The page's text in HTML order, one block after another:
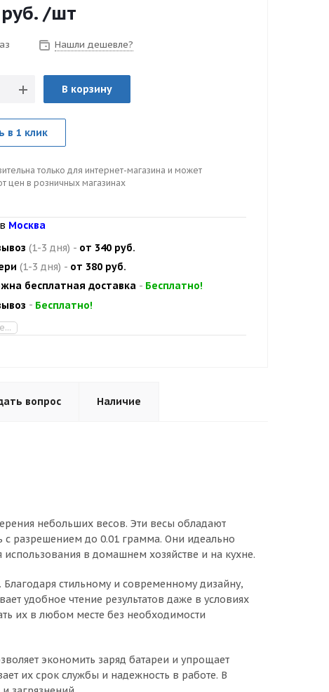
руб. /шт
Нашли дешевле?
В корзину
в 1 клик
только для интернет-магазина и может
цен в розничных магазинах
Москва
(1-3 дня) - от 340 руб.
(1-3 дня) - от 380 руб.
бесплатная доставка - Бесплатно!
- Бесплатно!
вопрос Наличие
небольших весов. Эти весы обладают
разрешением до 0.01 грамма. Они идеально
в домашнем хозяйстве и на кухне.
стильному и современному дизайну,
удобное чтение результатов даже в условиях
их в любом месте без необходимости
экономить заряд батареи и упрощает
их срок службы и надежность в работе. В